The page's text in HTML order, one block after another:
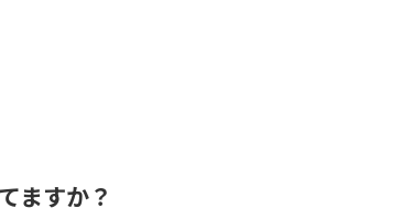
ますか？